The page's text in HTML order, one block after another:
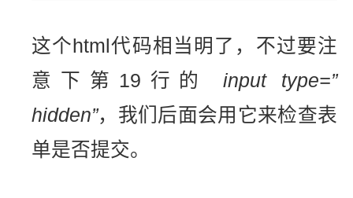
这个html代码相当明了，不过要注
意下第19行的input type=”
hidden”，我们后面会用它来检查表
单是否提交。